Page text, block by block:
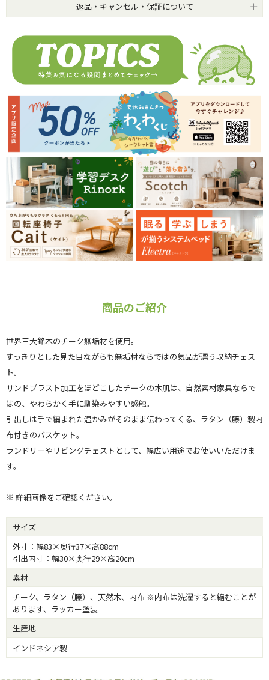
返品・キャンセル・保証について
商品のご紹介
世界三大銘木のチーク無垢材を使用。
すっきりとした見た目ながらも無垢材ならではの気品が漂う収納チェス
ト。
サンドブラスト加工をほどこしたチークの木肌は、自然素材家具ならで
はの、やわらかく手に馴染みやすい感触。
引出しは手で編まれた温かみがそのまま伝わってくる、ラタン（籐）製内
布付きのバスケット。
ランドリーやリビングチェストとして、幅広い用途でお使いいただけま
す。
※ 詳細画像をご確認ください。
サイズ
外寸：幅83×奥行37×高88cm
引出内寸：幅30×奥行29×高20cm
素材
チーク、ラタン（籐）、天然木、内布 ※内布は洗濯すると縮むことが
あります、ラッカー塗装
生産地
インドネシア製